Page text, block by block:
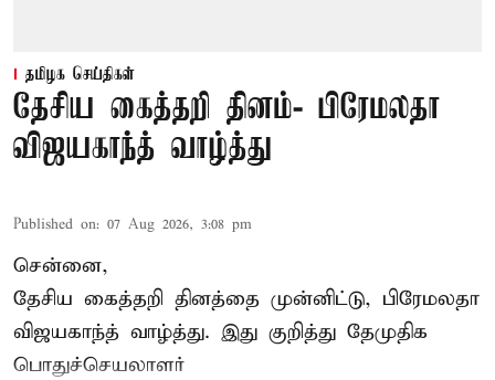
தமிழக செய்திகள்
தேசிய கைத்தறி தினம்- பிரேமலதா
விஜயகாந்த் வாழ்த்து
Published on: 07 Aug 2026, 3:08 pm
சென்னை,
தேசிய கைத்தறி தினத்தை முன்னிட்டு, பிரேமலதா
விஜயகாந்த் வாழ்த்து. இது குறித்து தேமுதிக
பொதுச்செயலாளர்